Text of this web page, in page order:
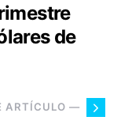
de
ARTÍCULO —